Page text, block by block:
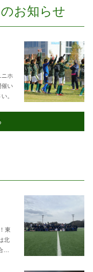
お知らせ
ホ
催い
。
東
北
…